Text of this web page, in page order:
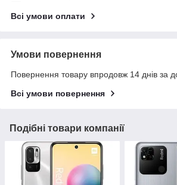
Всі умови оплати
Умови повернення
Повернення товару впродовж 14 днів за
Всі умови повернення
Подібні товари компанії